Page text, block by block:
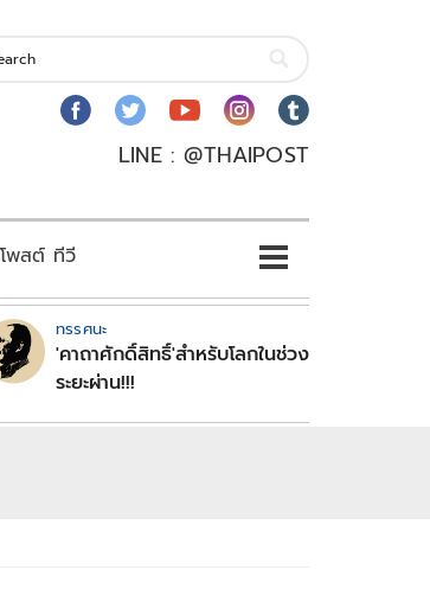
LINE : @THAIPOST
พสต์ ทีวี
ทรรศนะ
'คาถาศักดิ์สิทธิ์'สำหรับโลกในช่วง
ระยะผ่าน!!!